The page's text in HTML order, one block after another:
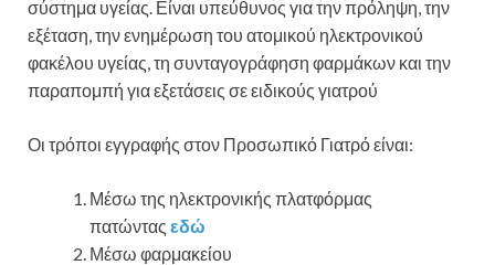
σύστημα υγείας. Είναι υπεύθυνος για την πρόληψη, την
εξέταση, την ενημέρωση του ατομικού ηλεκτρονικού
φακέλου υγείας, τη συνταγογράφηση φαρμάκων και την
παραπομπή για εξετάσεις σε ειδικούς γιατρού
Οι τρόποι εγγραφής στον Προσωπικό Γιατρό είναι:
Μέσω της ηλεκτρονικής πλατφόρμας
πατώντας εδώ
Μέσω φαρμακείου